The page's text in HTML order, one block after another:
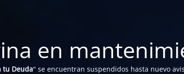
en
tu Deuda" se encuentran suspendidos hasta nuevo